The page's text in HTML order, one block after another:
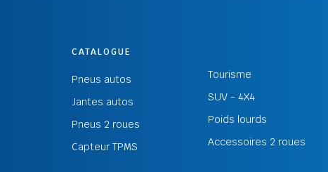
CATALOGUE
Pneus autos
Jantes autos
Pneus 2 roues
Capteur TPMS
Tourisme
SUV - 4X4
Poids lourds
Accessoires 2 roues